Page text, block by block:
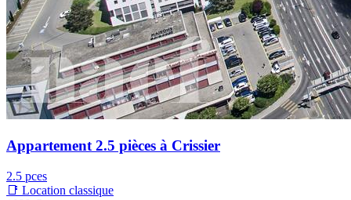
Appartement 2.5 pièces à Crissier
2.5 pces
📑 Location classique